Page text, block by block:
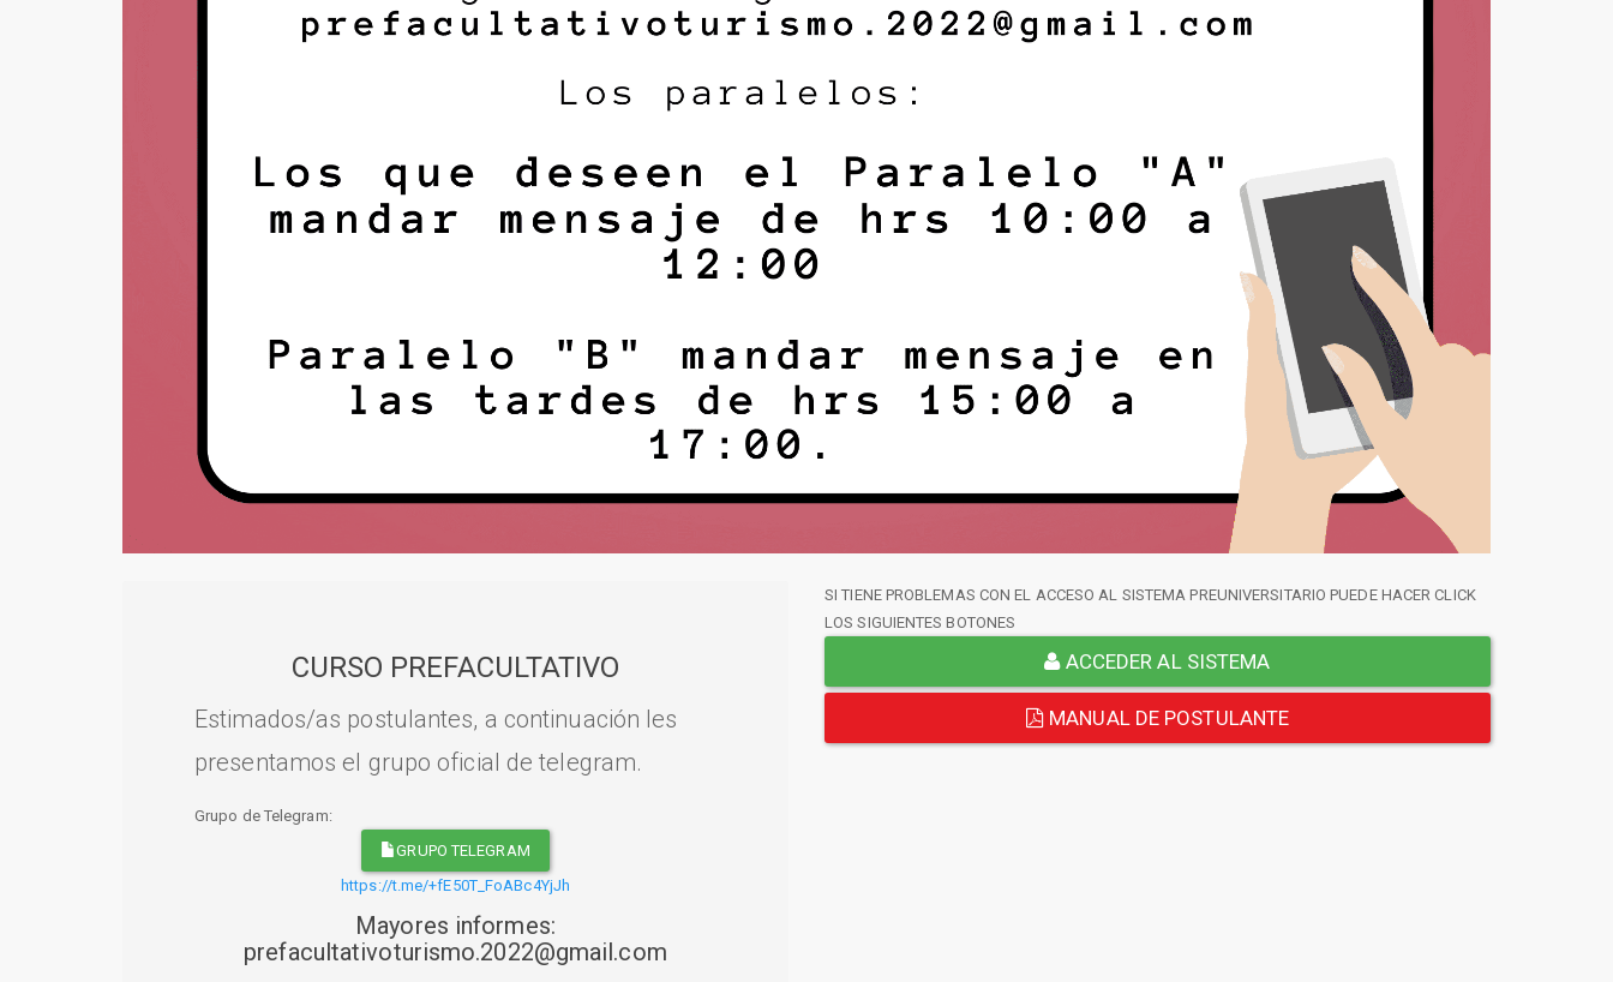
CURSO PREFACULTATIVO
Estimados/as postulantes, a continuación les
presentamos el grupo oficial de telegram.
Grupo de Telegram:
GRUPO TELEGRAM
https://t.me/+fE50T_FoABc4YjJh
Mayores informes:
prefacultativoturismo.2022@gmail.com
SI TIENE PROBLEMAS CON EL ACCESO AL SISTEMA PREUNIVERSITARIO PUEDE HACER CLICK
LOS SIGUIENTES BOTONES
ACCEDER AL SISTEMA
MANUAL DE POSTULANTE